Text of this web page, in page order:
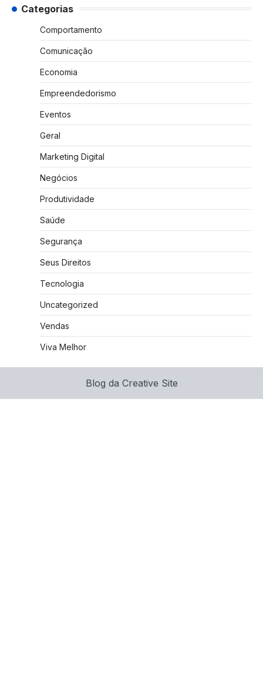
Categorias
Comportamento
Comunicação
Economia
Empreendedorismo
Eventos
Geral
Marketing Digital
Negócios
Produtividade
Saúde
Segurança
Seus Direitos
Tecnologia
Uncategorized
Vendas
Viva Melhor
Blog da Creative Site